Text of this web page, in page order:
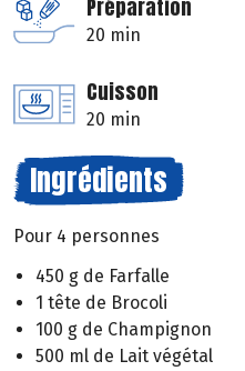
Préparation
20 min
Cuisson
20 min
Ingrédients
Pour 4 personnes
450 g de Farfalle
1 tête de Brocoli
100 g de Champignon
500 ml de Lait végétal